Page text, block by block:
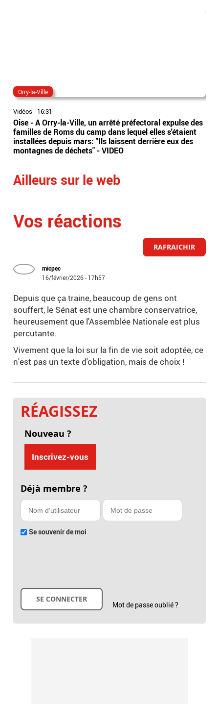
Orry-la-Ville
Vidéos - 16:31
Oise - A Orry-la-Ville, un arrêté préfectoral expulse des
familles de Roms du camp dans lequel elles s'étaient
installées depuis mars: "Ils laissent derrière eux des
montagnes de déchets" - VIDEO
Ailleurs sur le web
Vos réactions
RAFRAICHIR
micpec
16/février/2026 - 17h57
Depuis que ça traine, beaucoup de gens ont
souffert, le Sénat est une chambre conservatrice,
heureusement que l'Assemblée Nationale est plus
percutante.
Vivement que la loi sur la fin de vie soit adoptée, ce
n'est pas un texte d'obligation, mais de choix !
RÉAGISSEZ
Nouveau ?
Inscrivez-vous
Déjà membre ?
Se souvenir de moi
Mot de passe oublié ?